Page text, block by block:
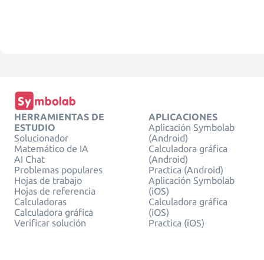
HERRAMIENTAS DE
ESTUDIO
Solucionador
Matemático de IA
AI Chat
Problemas populares
Hojas de trabajo
Hojas de referencia
Calculadoras
Calculadora gráfica
Verificar solución
APLICACIONES
Aplicación Symbolab
(Android)
Calculadora gráfica
(Android)
Practica (Android)
Aplicación Symbolab
(iOS)
Calculadora gráfica
(iOS)
Practica (iOS)